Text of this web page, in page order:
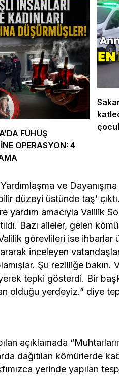
FUHUŞ
OPERASYON: 4
ve
düzeyi üstünde taş’
yardım amacıyla Valilik
Bazı aileler, gelen
görevlileri ise ihbarlar
inceleyen
Şu rezilliğe bakın.
diyerek tepki gösterdi. Bir
olduğu yerdeyiz.” diye
açıklamada
dağıtılan kömürlerde
yerinde yapılan
Ekonomi ve
Bir Araya